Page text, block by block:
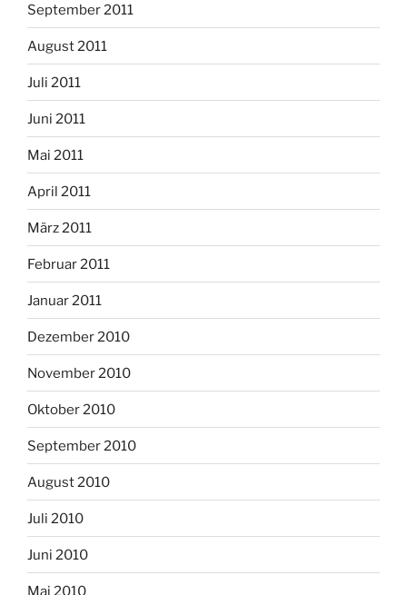
September 2011
August 2011
Juli 2011
Juni 2011
Mai 2011
April 2011
März 2011
Februar 2011
Januar 2011
Dezember 2010
November 2010
Oktober 2010
September 2010
August 2010
Juli 2010
Juni 2010
Mai 2010